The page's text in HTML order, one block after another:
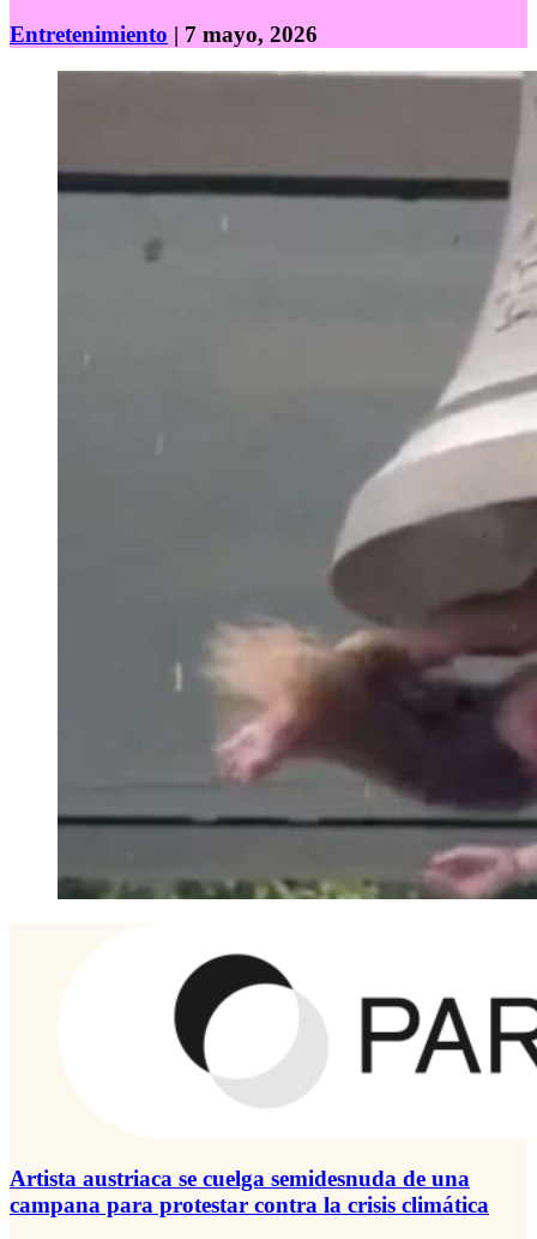
Entretenimiento | 7 mayo, 2026
Artista austriaca se cuelga semidesnuda de una
campana para protestar contra la crisis climática